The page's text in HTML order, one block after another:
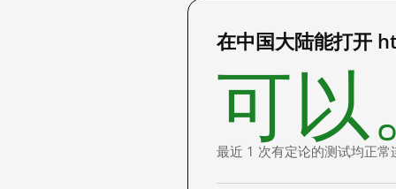
在中国大陆能打开
可以
最近 1 次有定论的测试均正常